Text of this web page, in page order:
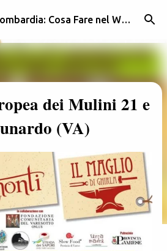
contenuti principali Eventi e Sagre Lombardia: Cosa Fare nel Weekend | Weekendidea
dei Mulini 21 e
(VA)